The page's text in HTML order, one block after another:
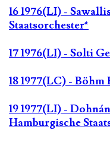
16 1976(LI) -
Staatsorchester*
17 1976(LI) - Solti
18 1977(LC) -
19 1977(LI) -
Hamburgische